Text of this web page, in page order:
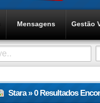
Mensagens Gestão
Stara » 0 Resultados